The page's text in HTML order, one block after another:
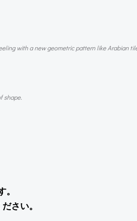
with a new geometric pattern like Arabian
shape.
さい。